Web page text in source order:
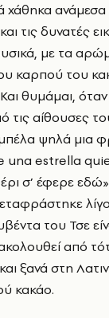
χάθηκα
τις δυνατές
με τα
καρπού του
θυμάμαι,
τις αίθουσες
ψηλά μια
una estrella
σ’ έφερε
του Τσε
από
ξανά στη
κακάο.